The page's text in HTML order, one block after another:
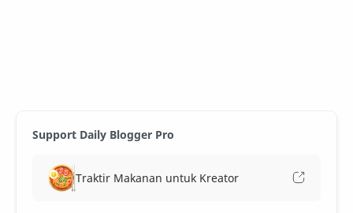
Support Daily Blogger Pro
Traktir Makanan untuk Kreator